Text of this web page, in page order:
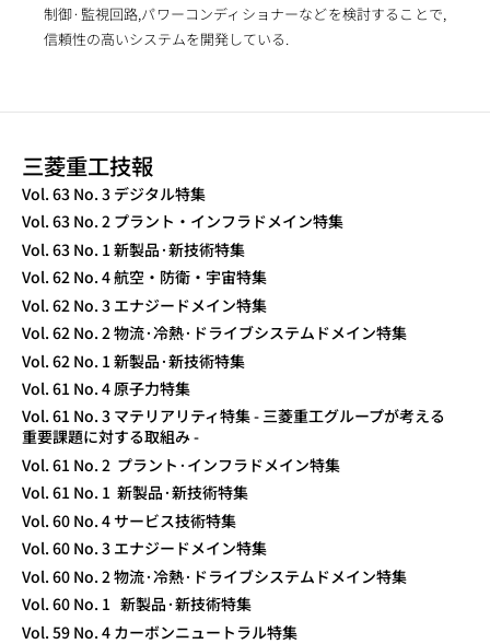
制御·監視回路,パワーコンディショナーなどを検討することで,
信頼性の高いシステムを開発している.
三菱重工技報
TECHNICAL REVIEW
Vol. 63 No. 3 デジタル特集
Vol. 63 No. 2 プラント・インフラドメイン特集
Vol. 63 No. 1 新製品·新技術特集
Vol. 62 No. 4 航空・防衛・宇宙特集
Vol. 62 No. 3 エナジードメイン特集
Vol. 62 No. 2 物流·冷熱·ドライブシステムドメイン特集
Vol. 62 No. 1 新製品·新技術特集
Vol. 61 No. 4 原子力特集
Vol. 61 No. 3 マテリアリティ特集 - 三菱重工グループが考える
重要課題に対する取組み -
Vol. 61 No. 2 プラント·インフラドメイン特集
Vol. 61 No. 1 新製品·新技術特集
Vol. 60 No. 4 サービス技術特集
Vol. 60 No. 3 エナジードメイン特集
Vol. 60 No. 2 物流·冷熱·ドライブシステムドメイン特集
Vol. 60 No. 1 新製品·新技術特集
Vol. 59 No. 4 カーボンニュートラル特集